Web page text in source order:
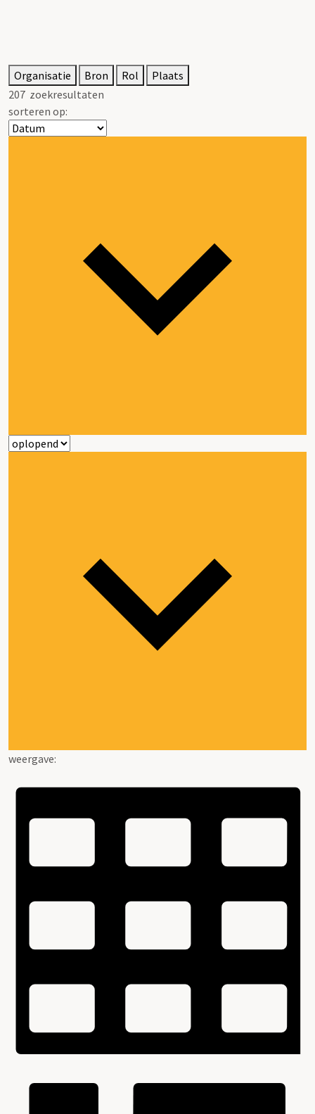
Organisatie Bron Rol
Plaats
207 zoekresultaten
sorteren op:
weergave: